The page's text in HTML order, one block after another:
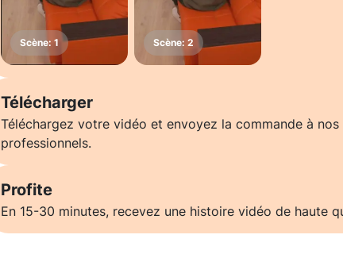
Télécharger
Téléchargez votre vidéo et envoyez la commande à
professionnels.
Profite
En 15-30 minutes, recevez une histoire vidéo de haute